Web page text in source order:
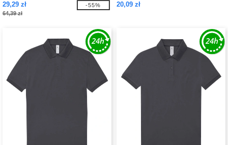
29,29 zł
64,39 zł
-55% 20,09 zł